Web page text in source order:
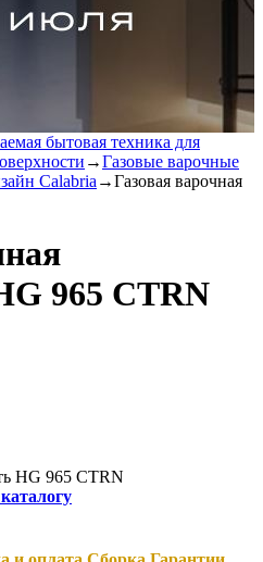
бытовая техника для
→Газовые варочные
Calabria →Газовая варочная
965 CTRN
HG 965 CTRN